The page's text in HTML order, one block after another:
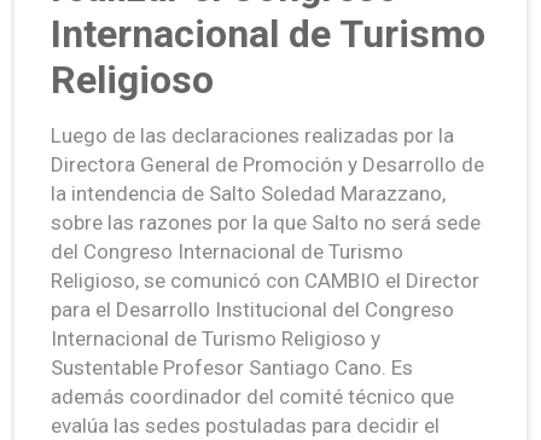
Internacional de Turismo
Religioso
Luego de las declaraciones realizadas por la
Directora General de Promoción y Desarrollo de
la intendencia de Salto Soledad Marazzano,
sobre las razones por la que Salto no será sede
del Congreso Internacional de Turismo
Religioso, se comunicó con CAMBIO el Director
para el Desarrollo Institucional del Congreso
Internacional de Turismo Religioso y
Sustentable Profesor Santiago Cano. Es
además coordinador del comité técnico que
evalúa las sedes postuladas para decidir el